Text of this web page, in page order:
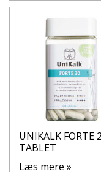
UNIKALK FORTE
TABLET
Læs mere »